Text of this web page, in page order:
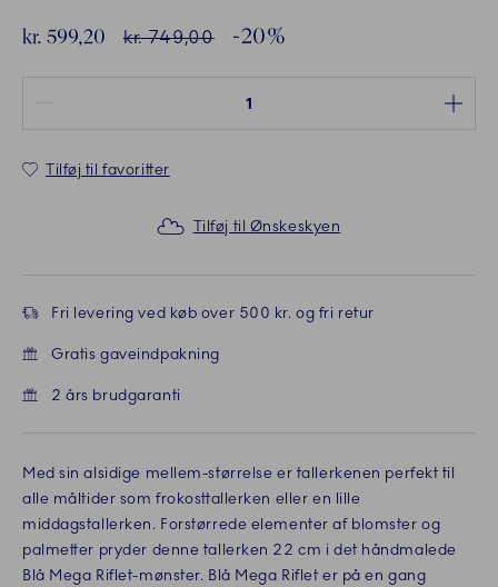
Rabatpris:
kr. 599,20 Vejl. pris
kr. 749,00 -20%
Tilføj til favoritter
Tilføj til Ønskeskyen
Fri levering ved køb over 500 kr. og fri retur
Gratis gaveindpakning
2 års brudgaranti
Med sin alsidige mellem-størrelse er tallerkenen perfekt til
alle måltider som frokosttallerken eller en lille
middagstallerken. Forstørrede elementer af blomster og
palmetter pryder denne tallerken 22 cm i det håndmalede
Blå Mega Riflet-mønster. Blå Mega Riflet er på en gang